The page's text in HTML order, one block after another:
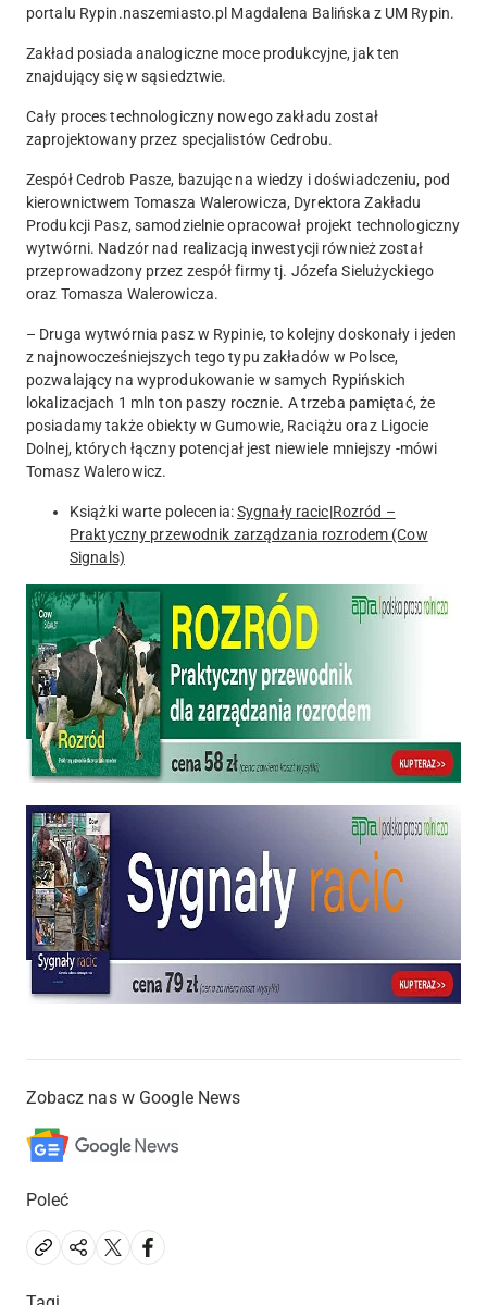
portalu Rypin.naszemiasto.pl Magdalena Balińska z UM Rypin.
Zakład posiada analogiczne moce produkcyjne, jak ten
znajdujący się w sąsiedztwie.
Cały proces technologiczny nowego zakładu został
zaprojektowany przez specjalistów Cedrobu.
Zespół Cedrob Pasze, bazując na wiedzy i doświadczeniu, pod
kierownictwem Tomasza Walerowicza, Dyrektora Zakładu
Produkcji Pasz, samodzielnie opracował projekt technologiczny
wytwórni. Nadzór nad realizacją inwestycji również został
przeprowadzony przez zespół firmy tj. Józefa Sielużyckiego
oraz Tomasza Walerowicza.
– Druga wytwórnia pasz w Rypinie, to kolejny doskonały i jeden
z najnowocześniejszych tego typu zakładów w Polsce,
pozwalający na wyprodukowanie w samych Rypińskich
lokalizacjach 1 mln ton paszy rocznie. A trzeba pamiętać, że
posiadamy także obiekty w Gumowie, Raciążu oraz Ligocie
Dolnej, których łączny potencjał jest niewiele mniejszy -mówi
Tomasz Walerowicz.
Książki warte polecenia:Sygnały racic|Rozród –
Praktyczny przewodnik zarządzania rozrodem (Cow
Signals)
Zobacz nas w Google News
Poleć